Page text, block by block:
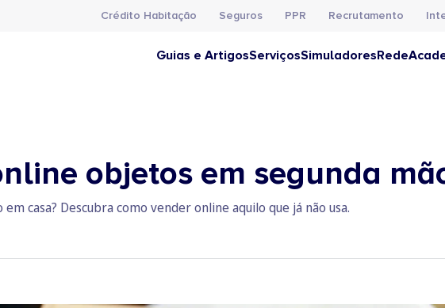
Crédito Habitação Seguros PPR Recrutamento
Guias e ArtigosServiçosSimuladoresRede
objetos em segunda
casa? Descubra como vender online aquilo que já não usa.